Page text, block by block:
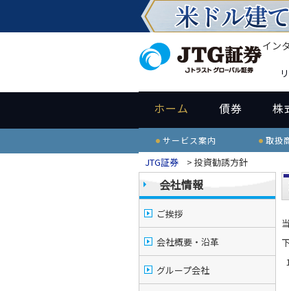
イン
ホーム 債券 株
サービス案内 取扱
JTG証券 > 投資勧誘方針
会社情報
ご挨拶
会社概要・沿革
グループ会社